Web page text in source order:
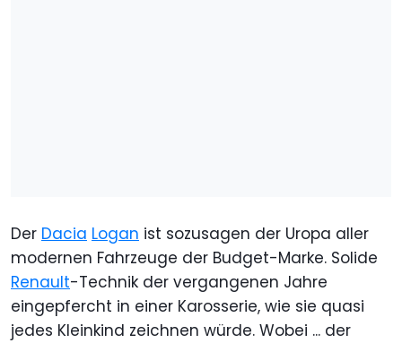
Der Dacia Logan ist sozusagen der Uropa aller
modernen Fahrzeuge der Budget-Marke. Solide
Renault-Technik der vergangenen Jahre
eingepfercht in einer Karosserie, wie sie quasi
jedes Kleinkind zeichnen würde. Wobei ... der